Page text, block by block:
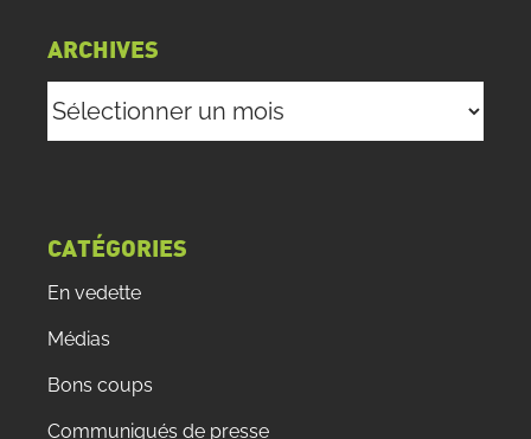
ARCHIVES
CATÉGORIES
En vedette
Médias
Bons coups
Communiqués de presse